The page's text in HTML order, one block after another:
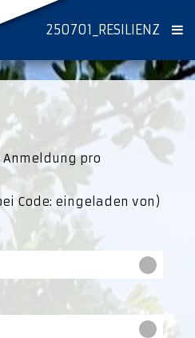
250701_RESILIENZ
pro
Code: eingeladen von)